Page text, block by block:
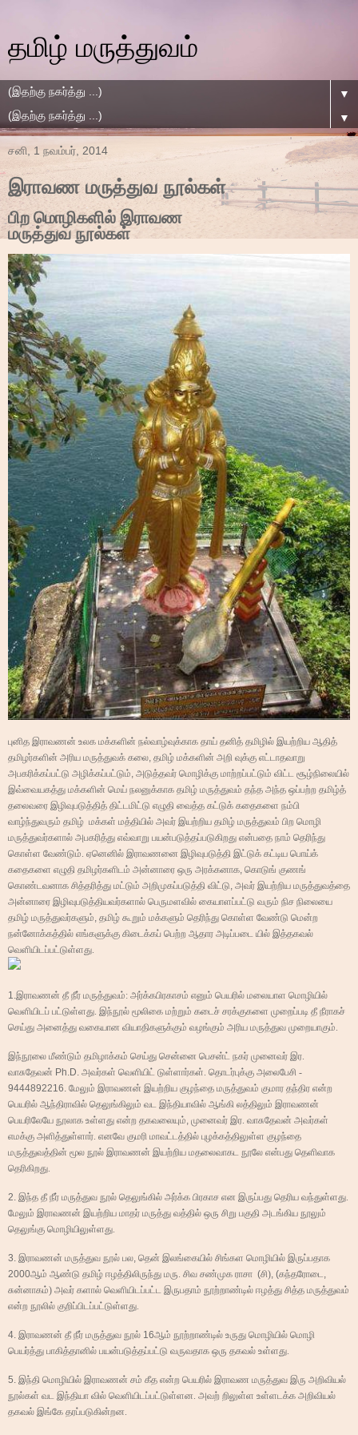
தமிழ் மருத்துவம்
▼
▼
சனி, 1 நவம்பர், 2014
இராவண மருத்துவ நூல்கள்
பிற மொழிகளில் இராவண
மருத்துவ நூல்கள்
புனித இராவணன் உலக மக்களின் நல்வாழ்வுக்காக தாய் தனித் தமிழில் இயற்றிய ஆதித்
தமிழர்களின் அரிய மருத்துவக் கலை, தமிழ் மக்களின் அறி வுக்கு எட்டாதவாறு
அபகரிக்கப்பட்டு அழிக்கப்பட்டும், அடுத்தவர் மொழிக்கு மாற்றப்பட்டும் விட்ட சூழ்நிலையில்
இவ்வையகத்து மக்களின் மெய் நலனுக்காக தமிழ் மருத்துவம் தந்த அந்த ஒப்பற்ற தமிழ்த்
தலைவரை இழிவுபடுத்தித் திட்டமிட்டு எழுதி வைத்த கட்டுக் கதைகளை நம்பி
வாழ்ந்துவரும் தமிழ் மக்கள் மத்தியில் அவர் இயற்றிய தமிழ் மருத்துவம் பிற மொழி
மருத்துவர்களால் அபகரித்து எவ்வாறு பயன்படுத்தப்படுகிறது என்பதை நாம் தெரிந்து
கொள்ள வேண்டும். ஏனெனில் இராவணனை இழிவுபடுத்தி இட்டுக் கட்டிய பொய்க்
கதைகளை எழுதி தமிழர்களிடம் அன்னாரை ஒரு அரக்கனாக, கொடுங் குணங்
கொண்டவனாக சித்தரித்து மட்டும் அறிமுகப்படுத்தி விட்டு, அவர் இயற்றிய மருத்துவத்தை
அன்னாரை இழிவுபடுத்தியவர்களால் பெருமளவில் கையாளப்பட்டு வரும் நிச நிலையை
தமிழ் மருத்துவர்களும், தமிழ் கூறும் மக்களும் தெரிந்து கொள்ள வேண்டு மென்ற
நன்னோக்கத்தில் எங்களுக்கு கிடைக்கப் பெற்ற ஆதார அடிப்படை யில் இத்தகவல்
வெளியிடப்பட்டுள்ளது.
1.இராவணன் தீ நீர் மருத்துவம்: அர்க்கபிரகாசம் எனும் பெயரில் மலையாள மொழியில்
வெளியிடப் பட்டுள்ளது. இந்நூல் மூலிகை மற்றும் கடைச் சரக்குகளை முறைப்படி தீ நீராகச்
செய்து அனைத்து வகையான வியாதிகளுக்கும் வழங்கும் அரிய மருத்துவ முறையாகும்.
இந்நூலை மீண்டும் தமிழாக்கம் செய்து சென்னை பெசன்ட் நகர் முனைவர் இர.
வாசுதேவன் Ph.D. அவர்கள் வெளியிட் டுள்ளார்கள். தொடர்புக்கு அலைபேசி -
9444892216. மேலும் இராவணன் இயற்றிய குழந்தை மருத்துவம் குமார தந்திர என்ற
பெயரில் ஆந்திராவில் தெலுங்கிலும் வட இந்தியாவில் ஆங்கி லத்திலும் இராவணன்
பெயரிலேயே நூலாக உள்ளது என்ற தகவலையும், முனைவர் இர. வாசுதேவன் அவர்கள்
எமக்கு அளித்துள்ளார். எனவே குமரி மாவட்டத்தில் புழக்கத்திலுள்ள குழந்தை
மருத்துவத்தின் மூல நூல் இராவணன் இயற்றிய மதலைவாகட நூலே என்பது தெளிவாக
தெரிகிறது.
2. இந்த தீ நீர் மருத்துவ நூல் தெலுங்கில் அர்க்க பிரகாச என இருப்பது தெரிய வந்துள்ளது.
மேலும் இராவணன் இயற்றிய மாதர் மருத்து வத்தில் ஒரு சிறு பகுதி அடங்கிய நூலும்
தெலுங்கு மொழியிலுள்ளது.
3. இராவணன் மருத்துவ நூல் பல, தென் இலங்கையில் சிங்கள மொழியில் இருப்பதாக
2000ஆம் ஆண்டு தமிழ் ஈழத்திலிருந்து மரு. சிவ சண்முக ராசா (சி), (கந்தரோடை,
சுன்னாகம்) அவர் களால் வெளியிடப்பட்ட இருபதாம் நூற்றாண்டில் ஈழத்து சித்த மருத்துவம்
என்ற நூலில் குறிப்பிடப்பட்டுள்ளது.
4. இராவணன் தீ நீர் மருத்துவ நூல் 16ஆம் நூற்றாண்டில் உருது மொழியில் மொழி
பெயர்த்து பாகித்தானில் பயன்படுத்தப்பட்டு வருவதாக ஒரு தகவல் உள்ளது.
5. இந்தி மொழியில் இராவணன் சம் கீத என்ற பெயரில் இராவண மருத்துவ இரு அறிவியல்
நூல்கள் வட இந்தியா வில் வெளியிடப்பட்டுள்ளன. அவற் றிலுள்ள உள்ளடக்க அறிவியல்
தகவல் இங்கே தரப்படுகின்றன.